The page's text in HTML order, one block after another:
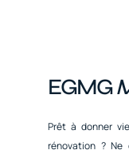
EGMG
Prêt à donner
rénovation ? Ne